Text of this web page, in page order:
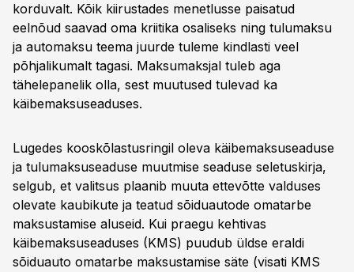
korduvalt. Kõik kiirustades menetlusse paisatud
eelnõud saavad oma kriitika osaliseks ning tulumaksu
ja automaksu teema juurde tuleme kindlasti veel
põhjalikumalt tagasi. Maksumaksjal tuleb aga
tähelepanelik olla, sest muutused tulevad ka
käibemaksuseaduses.
Lugedes kooskõlastusringil oleva käibemaksuseaduse
ja tulumaksuseaduse muutmise seaduse seletuskirja,
selgub, et valitsus plaanib muuta ettevõtte valduses
olevate kaubikute ja teatud sõiduautode omatarbe
maksustamise aluseid. Kui praegu kehtivas
käibemaksuseaduses (KMS) puudub üldse eraldi
sõiduauto omatarbe maksustamise säte (visati KMS